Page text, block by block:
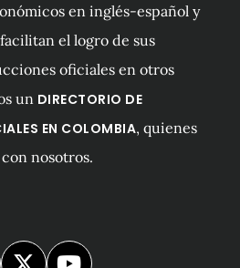
en inglés-español y
el logro de sus
oficiales en otros
un DIRECTORIO DE
EN COLOMBIA, quienes
nosotros.